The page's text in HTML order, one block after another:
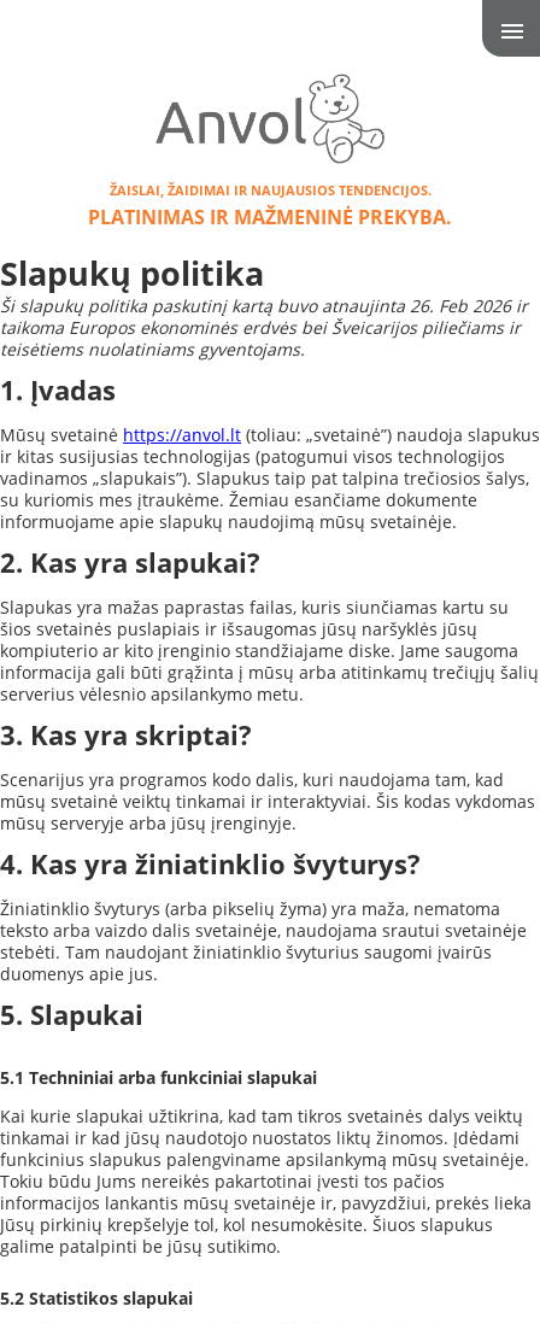
ŽAISLAI, ŽAIDIMAI IR NAUJAUSIOS TENDENCIJOS.
PLATINIMAS IR MAŽMENINĖ PREKYBA.
Slapukų politika
Ši slapukų politika paskutinį kartą buvo atnaujinta 26. Feb 2026 ir
taikoma Europos ekonominės erdvės bei Šveicarijos piliečiams ir
teisėtiems nuolatiniams gyventojams.
1. Įvadas
Mūsų svetainė https://anvol.lt (toliau: „svetainė”) naudoja slapukus
ir kitas susijusias technologijas (patogumui visos technologijos
vadinamos „slapukais”). Slapukus taip pat talpina trečiosios šalys,
su kuriomis mes įtraukėme. Žemiau esančiame dokumente
informuojame apie slapukų naudojimą mūsų svetainėje.
2. Kas yra slapukai?
Slapukas yra mažas paprastas failas, kuris siunčiamas kartu su
šios svetainės puslapiais ir išsaugomas jūsų naršyklės jūsų
kompiuterio ar kito įrenginio standžiajame diske. Jame saugoma
informacija gali būti grąžinta į mūsų arba atitinkamų trečiųjų šalių
serverius vėlesnio apsilankymo metu.
3. Kas yra skriptai?
Scenarijus yra programos kodo dalis, kuri naudojama tam, kad
mūsų svetainė veiktų tinkamai ir interaktyviai. Šis kodas vykdomas
mūsų serveryje arba jūsų įrenginyje.
4. Kas yra žiniatinklio švyturys?
Žiniatinklio švyturys (arba pikselių žyma) yra maža, nematoma
teksto arba vaizdo dalis svetainėje, naudojama srautui svetainėje
stebėti. Tam naudojant žiniatinklio švyturius saugomi įvairūs
duomenys apie jus.
5. Slapukai
5.1 Techniniai arba funkciniai slapukai
Kai kurie slapukai užtikrina, kad tam tikros svetainės dalys veiktų
tinkamai ir kad jūsų naudotojo nuostatos liktų žinomos. Įdėdami
funkcinius slapukus palengviname apsilankymą mūsų svetainėje.
Tokiu būdu Jums nereikės pakartotinai įvesti tos pačios
informacijos lankantis mūsų svetainėje ir, pavyzdžiui, prekės lieka
Jūsų pirkinių krepšelyje tol, kol nesumokėsite. Šiuos slapukus
galime patalpinti be jūsų sutikimo.
5.2 Statistikos slapukai